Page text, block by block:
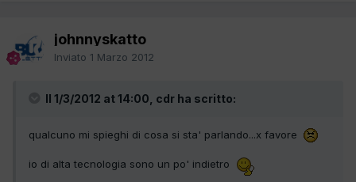
johnnyskatto
Inviato 1 Marzo 2012
Il 1/3/2012 at 14:00, cdr ha scritto:
qualcuno mi spieghi di cosa si sta' parlando...x favore
io di alta tecnologia sono un po' indietro